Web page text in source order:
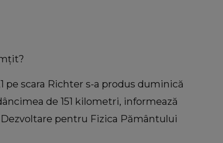
pe scara Richter s-a produs duminică
de 151 kilometri, informează
pentru Fizica Pământului